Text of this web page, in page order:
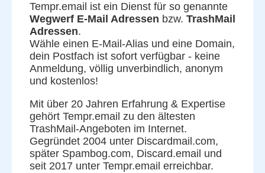
Tempr.email ist ein Dienst für so genannte
Wegwerf E-Mail Adressen bzw. TrashMail
Adressen.
Wähle einen E-Mail-Alias und eine Domain,
dein Postfach ist sofort verfügbar - keine
Anmeldung, völlig unverbindlich, anonym
und kostenlos!
Mit über 20 Jahren Erfahrung & Expertise
gehört Tempr.email zu den ältesten
TrashMail-Angeboten im Internet.
Gegründet 2004 unter Discardmail.com,
später Spambog.com, Discard.email und
seit 2017 unter Tempr.email erreichbar.